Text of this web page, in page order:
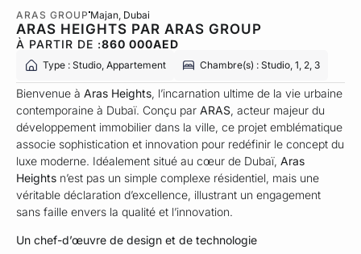
ARAS GROUP Majan , Dubai
ARAS HEIGHTS PAR ARAS GROUP
À PARTIR DE :860 000AED
Type : Studio, Appartement Chambre(s) : Studio, 1, 2, 3
Bienvenue à Aras Heights, l’incarnation ultime de la vie urbaine
contemporaine à Dubaï. Conçu par ARAS, acteur majeur du
développement immobilier dans la ville, ce projet emblématique
associe sophistication et innovation pour redéfinir le concept du
luxe moderne. Idéalement situé au cœur de Dubaï, Aras
Heights n’est pas un simple complexe résidentiel, mais une
véritable déclaration d’excellence, illustrant un engagement
sans faille envers la qualité et l’innovation.
Un chef-d’œuvre de design et de technologie